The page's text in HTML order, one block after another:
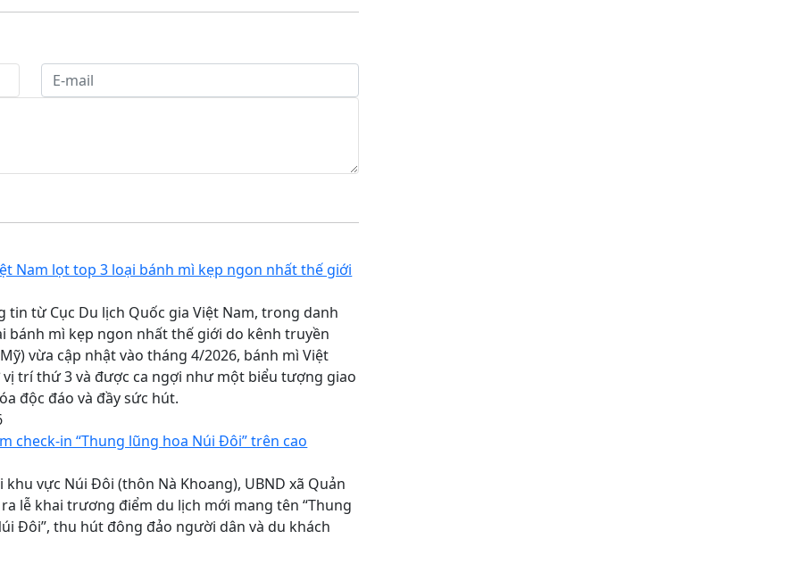
Nam lọt top 3 loại bánh mì kẹp ngon nhất thế giới
tin từ Cục Du lịch Quốc gia Việt Nam, trong danh
bánh mì kẹp ngon nhất thế giới do kênh truyền
vừa cập nhật vào tháng 4/2026, bánh mì Việt
vị trí thứ 3 và được ca ngợi như một biểu tượng giao
độc đáo và đầy sức hút.
check-in “Thung lũng hoa Núi Đôi” trên cao
khu vực Núi Đôi (thôn Nà Khoang), UBND xã Quản
ra lễ khai trương điểm du lịch mới mang tên “Thung
Đôi”, thu hút đông đảo người dân và du khách